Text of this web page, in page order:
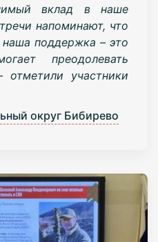
вклад в наше
напоминают, что
поддержка – это
преодолевать
участники
округ Бибирево